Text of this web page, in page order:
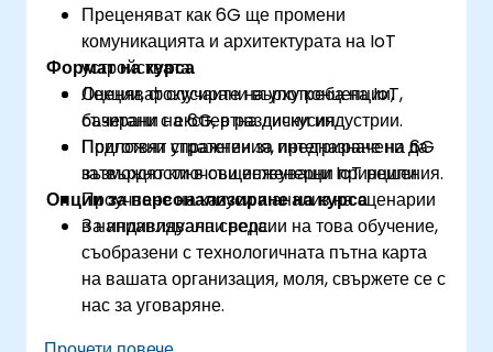
Преценяват как 6G ще промени
комуникацията и архитектурата на IoT
устройствата.
Оценяват случаите на употреба на IoT,
базирани на 6G, в различни индустрии.
Подготвят стратегии за интегриране на 6G
възможности в съществуващи IoT решения.
Формат на курса
Лекции, фокусирани върху концепции,
съчетани с експертна дискусия.
Приложни упражнения, предназначени да
затвърдят ключови инженерни принципи.
Проучване на казуси и анализ на сценарии
в направлявана среда.
Опции за персонализиране на курса
За индивидуални версии на това обучение,
съобразени с технологичната пътна карта
на вашата организация, моля, свържете се с
нас за уговаряне.